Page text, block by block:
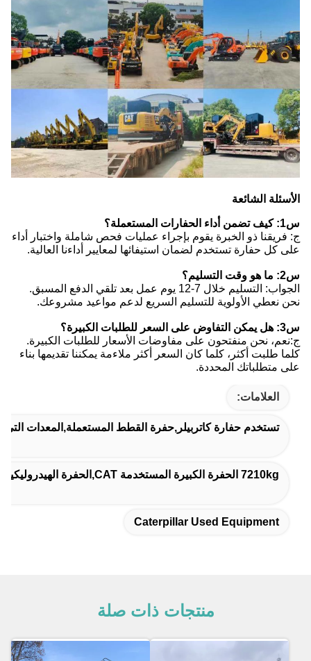
الشائعة
ذو الخبرة يقوم بإجراء عمليات فحص شاملة واختبار أداء
كل حفارة تستخدم لضمان استيفائها لمعايير أداءنا العالية.
الجواب: التسليم خلال 7-12 يوم عمل بعد تلقي الدفع المسبق.
نعطي الأولوية للتسليم السريع لدعم مواعيد مشروعك.
نحن منفتحون على مفاوضات الأسعار للطلبات الكبيرة.
طلبت أكثر، كلما كان السعر أكثر ملاءمة يمكننا تقديمها بناء
متطلباتك المحددة.
العلامات:
تستخدم حفارة كاتربيلر,حفرة القطط المستعملة,المعدات التي
7210kg الحفرة الكبيرة المستخدمة CAT,الحفرة الهيدروليكية من اليد الثانية CAT307
Caterpillar Used Equipment
منتجات ذات صلة